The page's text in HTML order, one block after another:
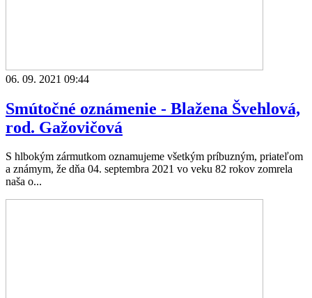
06. 09. 2021 09:44
Smútočné oznámenie - Blažena Švehlová,
rod. Gažovičová
S hlbokým zármutkom oznamujeme všetkým príbuzným, priateľom
a známym, že dňa 04. septembra 2021 vo veku 82 rokov zomrela
naša o...